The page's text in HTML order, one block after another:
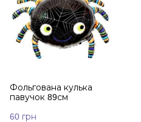
Фольгована кулька
павучок 89см
60 грн